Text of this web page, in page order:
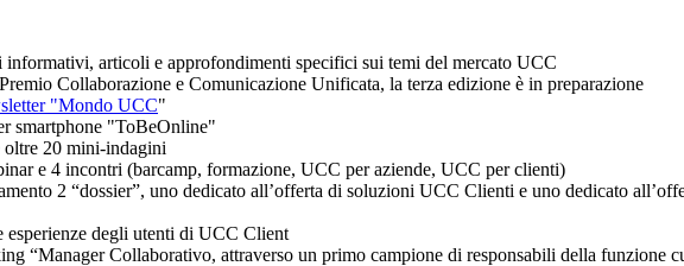
articoli e approfondimenti specifici sui temi del mercato UCC
Collaborazione e Comunicazione Unificata, la terza edizione è in preparazione
"Mondo UCC"
smartphone "ToBeOnline"
oltre 20 mini-indagini
e 4 incontri (barcamp, formazione, UCC per aziende, UCC per clienti)
2 “dossier”, uno dedicato all’offerta di soluzioni UCC Clienti e uno dedicato
esperienze degli utenti di UCC Client
“Manager Collaborativo, attraverso un primo campione di responsabili della funzione